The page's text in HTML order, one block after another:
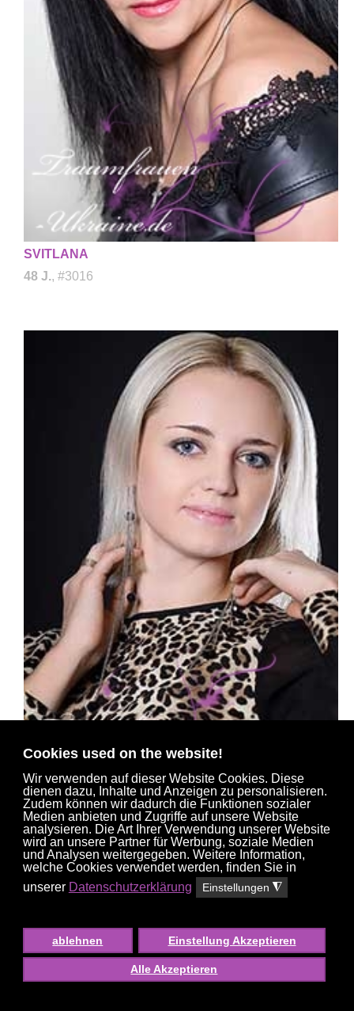
Cookies used on the website!
Wir verwenden auf dieser Website Cookies. Diese
dienen dazu, Inhalte und Anzeigen zu personalisieren.
Zudem können wir dadurch die Funktionen sozialer
Medien anbieten und Zugriffe auf unsere Website
analysieren. Die Art Ihrer Verwendung unserer Website
wird an unsere Partner für Werbung, soziale Medien
und Analysen weitergegeben. Weitere Information,
welche Cookies verwendet werden, finden Sie in
unserer Datenschutzerklärung Einstellungen ◮
ablehnen Einstellung Akzeptieren
Alle Akzeptieren
SVITLANA
48 J., #3016
JULIYA
36 J., #2169